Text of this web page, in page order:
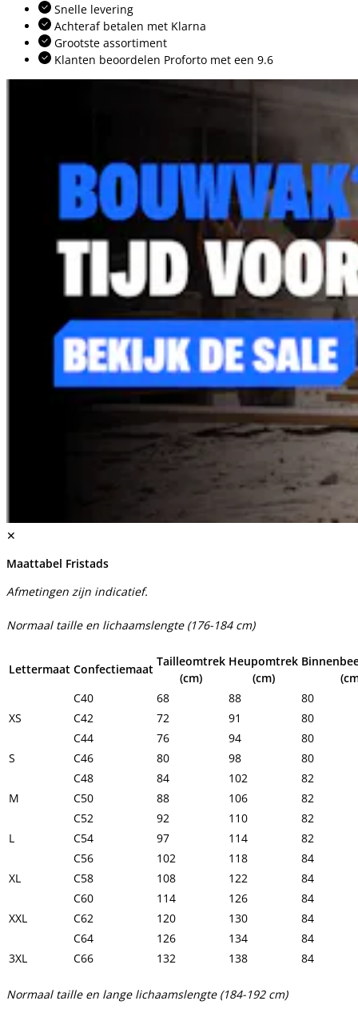
Snelle levering
Achteraf betalen met Klarna
Grootste assortiment
Klanten beoordelen Proforto met een 9.6
✕
Maattabel Fristads
Afmetingen zijn indicatief.
Normaal taille en lichaamslengte (176-184 cm)
Lettermaat Confectiemaat
Tailleomtrek
(cm)
Heupomtrek
(cm)
C40
68 88
80
XS
C42 72 91
80
C44
76 94
80
S
C46 80 98
80
C48
84 102
82
M
C50 88 106
82
C52
92 110
82
L
C54 97 114
82
C56
102 118
84
XL
C58 108 122
84
C60
114 126
84
XXL
C62 120 130
84
C64
126 134
84
3XL
C66 132 138 84
Normaal taille en lange lichaamslengte (184-192 cm)